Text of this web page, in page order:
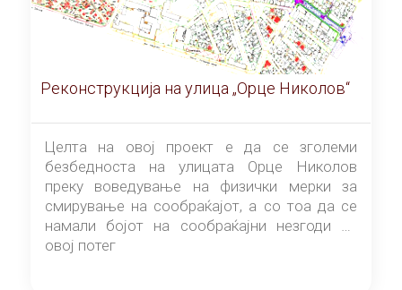
Реконструкција на улица „Орце Николов“
Целта на овој проект е да се зголеми
безбедноста на улицата Орце Николов
преку воведување на физички мерки за
смирување на сообраќајот, а со тоа да се
намали бојот на сообраќајни незгоди на
овој потег